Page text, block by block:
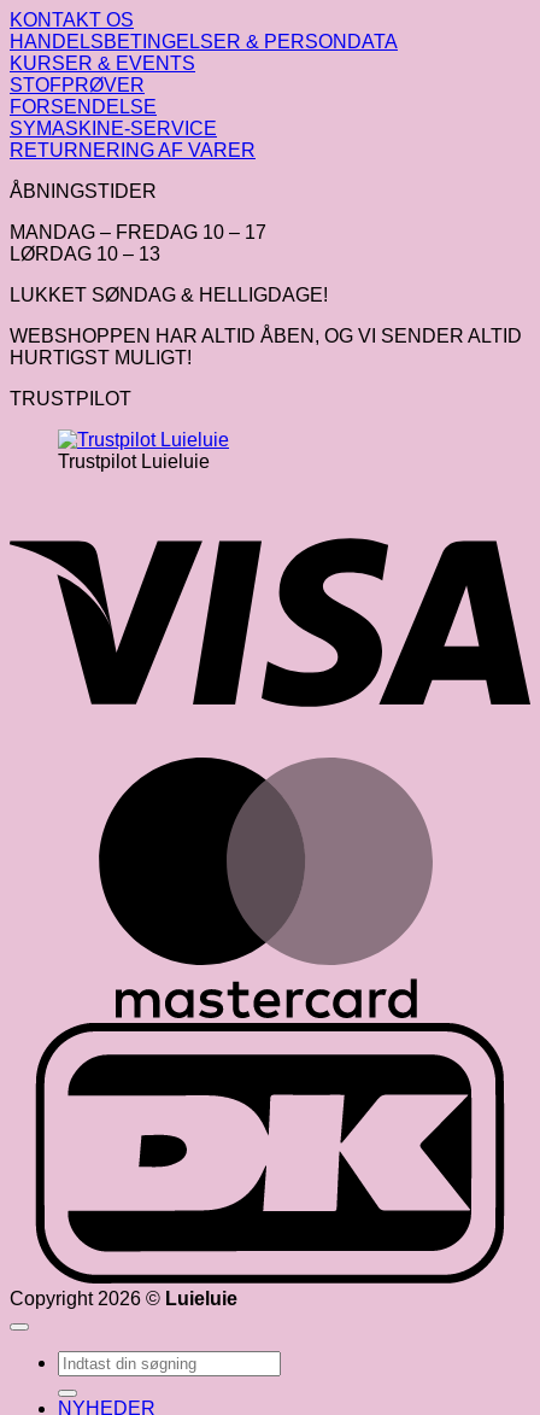
KONTAKT OS
HANDELSBETINGELSER & PERSONDATA
KURSER & EVENTS
STOFPRØVER
FORSENDELSE
SYMASKINE-SERVICE
RETURNERING AF VARER
ÅBNINGSTIDER
MANDAG – FREDAG 10 – 17
LØRDAG 10 – 13
LUKKET SØNDAG & HELLIGDAGE!
WEBSHOPPEN HAR ALTID ÅBEN, OG VI SENDER ALTID
HURTIGST MULIGT!
TRUSTPILOT
Trustpilot Luieluie
Copyright 2026 © Luieluie
Søg
efter:
NYHEDER